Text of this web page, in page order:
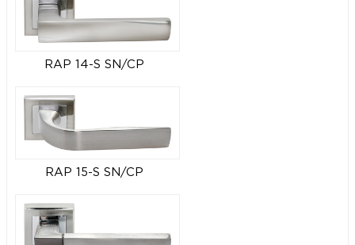
RAP 14-S SN/CP
RAP 15-S SN/CP